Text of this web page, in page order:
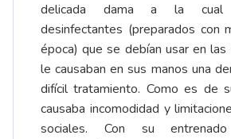
delicada dama a la cual
desinfectantes (preparados con
época) que se debían usar en las
le causaban en sus manos una
difícil tratamiento. Como es de
causaba incomodidad y
sociales. Con su